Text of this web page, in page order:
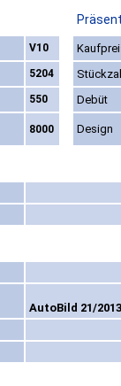
V10
5204
550 Debüt
8000 Design
AutoBild 21/